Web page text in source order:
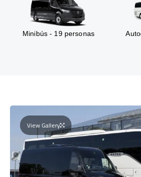
Minibús - 19 personas
View Gallery